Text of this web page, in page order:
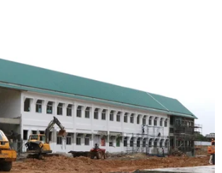
trừng phạt Nga của
châu Âu chịu tác